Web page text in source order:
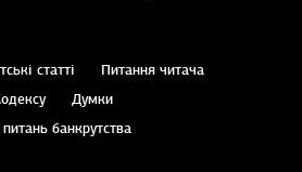
статті
Питання читача
Думки
банкрутства